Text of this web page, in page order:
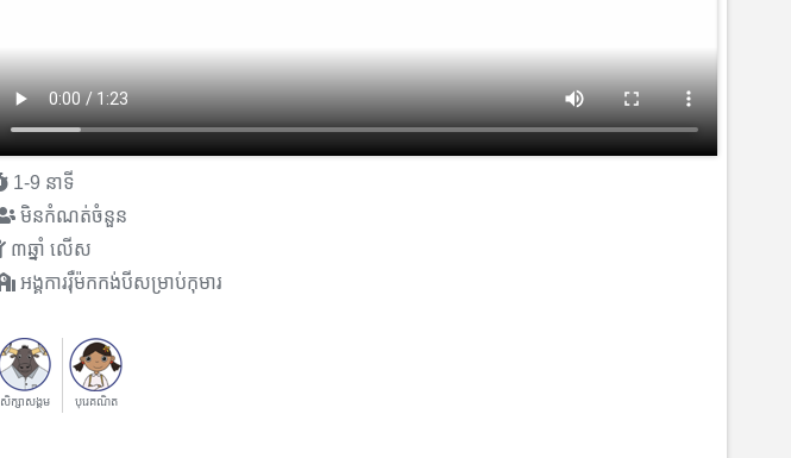
1-9 នាទី
មិនកំណត់ចំនួន
៣ឆ្នាំ លើស
អង្គការរុឺម៉កកង់បីសម្រាប់កុមារ
សិក្សាសង្គម បុរេគណិត